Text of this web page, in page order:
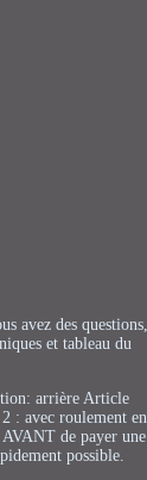
avez des questions,
et tableau du
arrière Article
: avec roulement en
de payer une
possible.